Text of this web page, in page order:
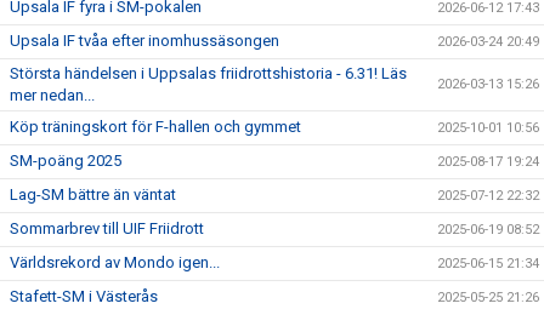
Upsala IF fyra i SM-pokalen 2026-06-12 17:43
Upsala IF tvåa efter inomhussäsongen 2026-03-24 20:49
Största händelsen i Uppsalas friidrottshistoria - 6.31! Läs
mer nedan...
2026-03-13 15:26
Köp träningskort för F-hallen och gymmet 2025-10-01 10:56
SM-poäng 2025 2025-08-17 19:24
Lag-SM bättre än väntat 2025-07-12 22:32
Sommarbrev till UIF Friidrott 2025-06-19 08:52
Världsrekord av Mondo igen... 2025-06-15 21:34
Stafett-SM i Västerås 2025-05-25 21:26